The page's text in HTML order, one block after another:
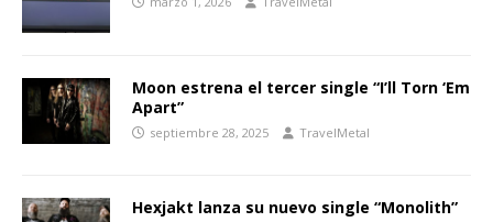
Moon estrena el tercer single “I’ll Torn ‘Em
Apart”
septiembre 28, 2025 TravelMetal
Hexjakt lanza su nuevo single “Monolith”